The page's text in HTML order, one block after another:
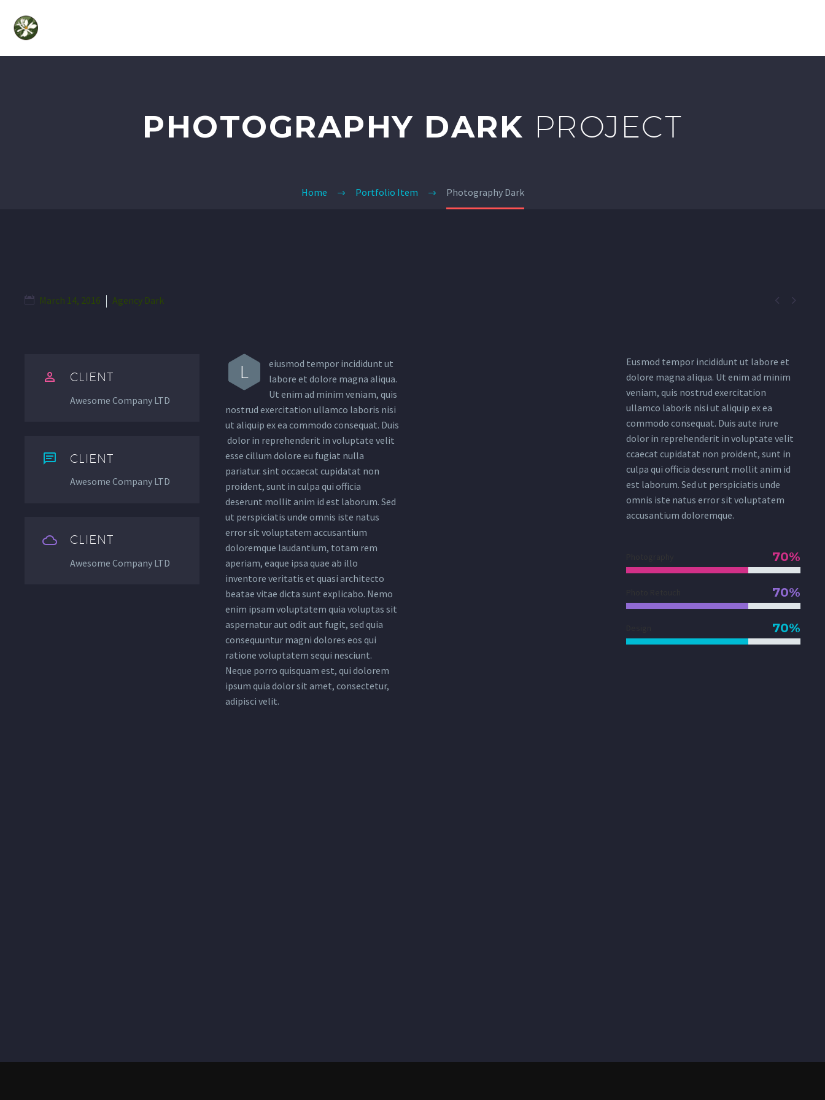
PHOTOGRAPHY DARK PROJECT
Home Portfolio Item Photography Dark
 
March 14, 2016 Agency Dark

 CLIENT
Awesome Company LTD

 CLIENT
Awesome Company LTD

 CLIENT
Awesome Company LTD
L
eiusmod tempor incididunt ut
labore et dolore magna aliqua.
Ut enim ad minim veniam, quis
nostrud exercitation ullamco laboris nisi
ut aliquip ex ea commodo consequat. Duis
dolor in reprehenderit in voluptate velit
esse cillum dolore eu fugiat nulla
pariatur. sint occaecat cupidatat non
proident, sunt in culpa qui officia
deserunt mollit anim id est laborum. Sed
ut perspiciatis unde omnis iste natus
error sit voluptatem accusantium
doloremque laudantium, totam rem
aperiam, eaque ipsa quae ab illo
inventore veritatis et quasi architecto
beatae vitae dicta sunt explicabo. Nemo
enim ipsam voluptatem quia voluptas sit
aspernatur aut odit aut fugit, sed quia
consequuntur magni dolores eos qui
ratione voluptatem sequi nesciunt.
Neque porro quisquam est, qui dolorem
ipsum quia dolor sit amet, consectetur,
adipisci velit.
Eusmod tempor incididunt ut labore et
dolore magna aliqua. Ut enim ad minim
veniam, quis nostrud exercitation
ullamco laboris nisi ut aliquip ex ea
commodo consequat. Duis aute irure
dolor in reprehenderit in voluptate velit
ccaecat cupidatat non proident, sunt in
culpa qui officia deserunt mollit anim id
est laborum. Sed ut perspiciatis unde
omnis iste natus error sit voluptatem
accusantium doloremque.
70%
70%
70%